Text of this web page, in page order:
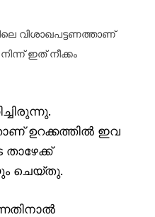
വിശാഖപട്ടണത്താണ്
ഇത് നീക്കം
ഉറക്കത്തിൽ ഇവ
ചെയ്തു.